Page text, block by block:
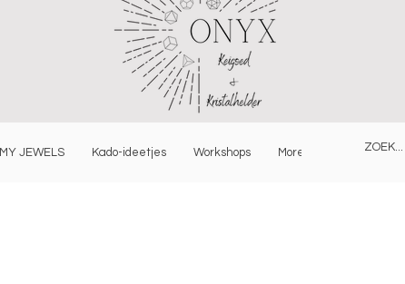
MY JEWELS Kado-ideetjes Workshops More